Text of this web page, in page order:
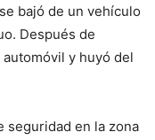
bajó de un vehículo
Después de
y huyó del
seguridad en la zona